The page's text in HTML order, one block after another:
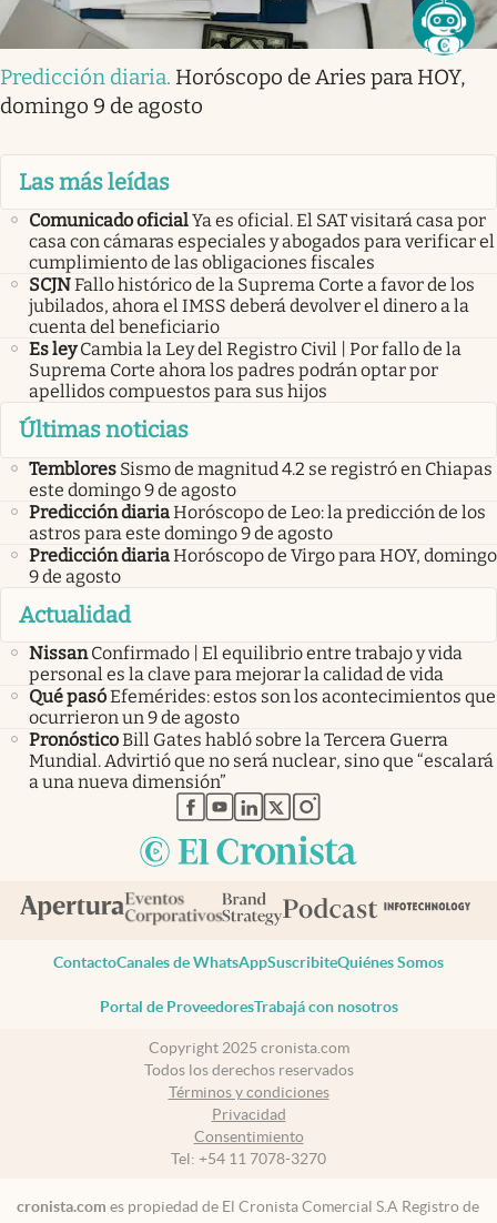
Predicción diaria. Horóscopo de Aries para HOY,
domingo 9 de agosto
Las más leídas
Comunicado oficialYa es oficial. El SAT visitará casa por
casa con cámaras especiales y abogados para verificar el
cumplimiento de las obligaciones fiscales
SCJNFallo histórico de la Suprema Corte a favor de los
jubilados, ahora el IMSS deberá devolver el dinero a la
cuenta del beneficiario
Es ley Cambia la Ley del Registro Civil | Por fallo de la
Suprema Corte ahora los padres podrán optar por
apellidos compuestos para sus hijos
Últimas noticias
Temblores Sismo de magnitud 4.2 se registró en Chiapas
este domingo 9 de agosto
Predicción diariaHoróscopo de Leo: la predicción de los
astros para este domingo 9 de agosto
Predicción diariaHoróscopo de Virgo para HOY, domingo
9 de agosto
Actualidad
Nissan Confirmado | El equilibrio entre trabajo y vida
personal es la clave para mejorar la calidad de vida
Qué pasóEfemérides: estos son los acontecimientos que
ocurrieron un 9 de agosto
PronósticoBill Gates habló sobre la Tercera Guerra
Mundial. Advirtió que no será nuclear, sino que “escalará
a una nueva dimensión”
abre en nueva pestaña
abre en nueva pestaña
abre en nueva pestaña
abre en nueva pestaña
abre en nueva pestaña
ContactoCanales de WhatsAppSuscribiteQuiénes Somos
Portal de ProveedoresTrabajá con nosotros
Copyright 2025 cronista.com
Todos los derechos reservados
Términos y condiciones
Privacidad
Consentimiento
Tel: +54 11 7078-3270
cronista.com es propiedad de El Cronista Comercial S.A Registro de